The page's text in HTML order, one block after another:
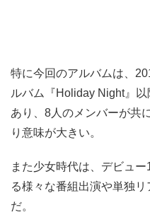
特に今回のアルバムは、
ルバム『Holiday Night』
あり、8人のメンバーが共
り意味が大きい。
また少女時代は、デビュ
る様々な番組出演や単独
だ。